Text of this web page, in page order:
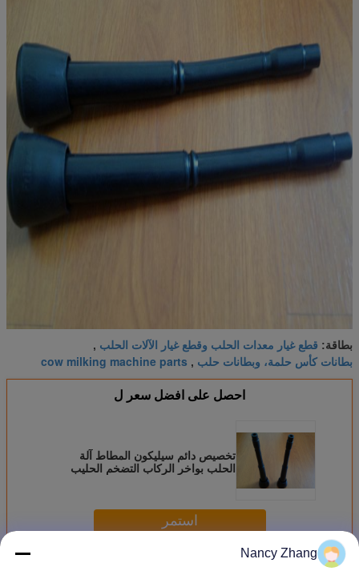
بطاقة: قطع غيار معدات الحلب وقطع غيار الآلات الحلب ,
بطانات كأس حلمة، وبطانات حلب ,
cow milking machine parts
احصل على افضل سعر ل
تخصيص دائم سيليكون المطاط آلة
الحلب بواخر الركاب التضخم الحليب
استمر
أكثرأجزاء آلات الحليب
Nancy Zhang